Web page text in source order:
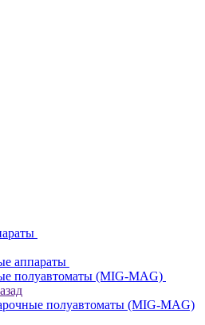
аппараты
полуавтоматы (MIG-MAG)
полуавтоматы (MIG-MAG)